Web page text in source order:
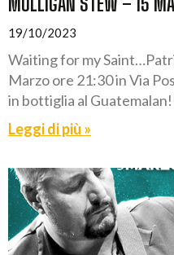
19/10/2023
Waiting for my
Marzo ore 21:30 in Via
in bottiglia al
Leggi di più »